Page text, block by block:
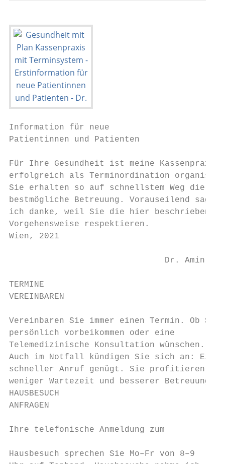
Information für neue
Patientinnen und Patienten
Für Ihre Gesundheit ist meine Kassenpraxis
erfolgreich als Terminordination
Sie erhalten so auf schnellstem Weg die
bestmögliche Betreuung. Vorauseilend sage
ich danke, weil Sie die hier beschriebene
Vorgehensweise respektieren.
Wien, 2021
Dr. Amin
TERMINE
VEREINBAREN
Vereinbaren Sie immer einen Termin. Ob Sie
persönlich vorbeikommen oder eine
Telemedizinische Konsultation wünschen.
Auch im Notfall kündigen Sie sich
schneller Anruf genügt. Sie profitieren von
weniger Wartezeit und besserer
HAUSBESUCH
ANFRAGEN
Ihre telefonische Anmeldung zum
Hausbesuch sprechen Sie Mo–Fr von 8–9